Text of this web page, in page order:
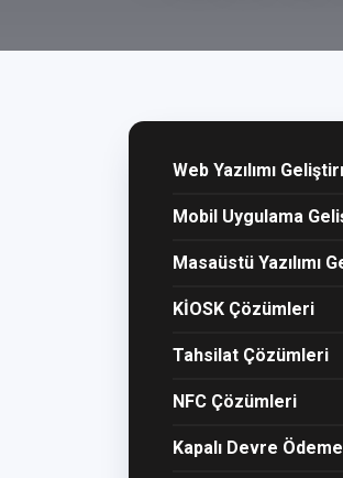
Web Yazılımı
Mobil Uygulama
Masaüstü Yazılımı
KİOSK Çözümleri
Tahsilat Çözümleri
NFC Çözümleri
Kapalı Devre